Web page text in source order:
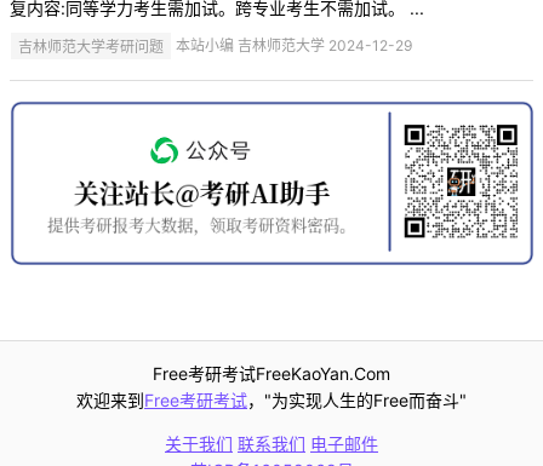
复内容:同等学力考生需加试。跨专业考生不需加试。 ...
吉林师范大学考研问题 本站小编 吉林师范大学 2024-12-29
Free考研考试FreeKaoYan.Com
欢迎来到Free考研考试，"为实现人生的Free而奋斗"
关于我们 联系我们 电子邮件